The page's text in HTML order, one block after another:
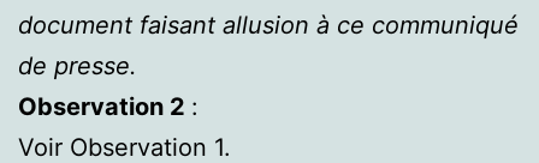
document faisant allusion à ce communiqué
de presse.
Observation 2 :
Voir Observation 1.